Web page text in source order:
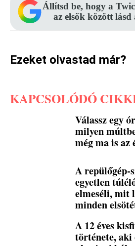
Állítsd be, hogy a
az elsők között lásd
Ezeket olvastad már?
KAPCSOLÓDÓ
Válassz egy
milyen
még ma is az
A repülőgép-
egyetlen
elmeséli, mit
minden
A 12 éves
története,